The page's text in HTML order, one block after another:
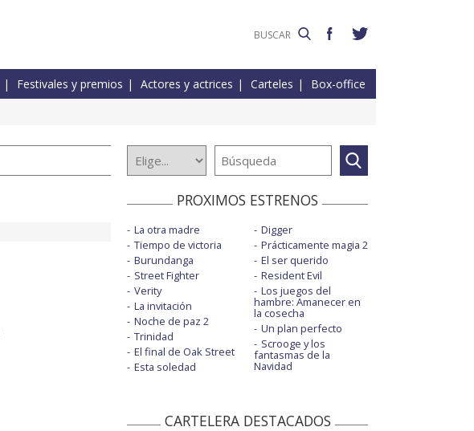
Festivales y premios Actores y actrices Carteles Box-office
PROXIMOS ESTRENOS
La otra madre
Tiempo de victoria
Burundanga
Street Fighter
Verity
La invitación
Noche de paz 2
Trinidad
El final de Oak Street
Esta soledad
Digger
Prácticamente magia 2
El ser querido
Resident Evil
Los juegos del
hambre: Amanecer en
la cosecha
Un plan perfecto
Scrooge y los
fantasmas de la
Navidad
CARTELERA DESTACADOS